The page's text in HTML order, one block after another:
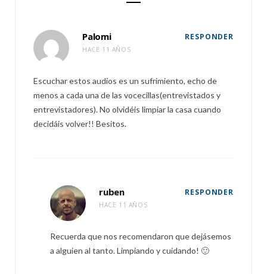
Palomi
HACE 11 AÑOS
RESPONDER
Escuchar estos audios es un sufrimiento, echo de
menos a cada una de las vocecillas(entrevistados y
entrevistadores). No olvidéis limpiar la casa cuando
decidáis volver!! Besitos.
ruben
HACE 11 AÑOS
RESPONDER
Recuerda que nos recomendaron que dejásemos
a alguien al tanto. Limpiando y cuidando! 🙂